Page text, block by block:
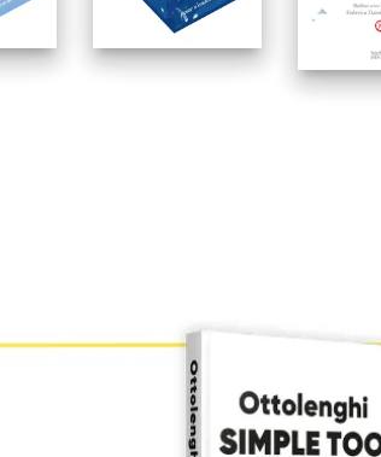
Coelia Pelletier Coelia